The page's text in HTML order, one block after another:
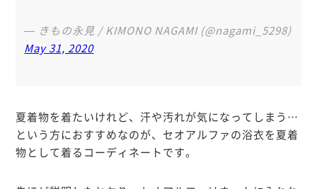
— きもの永見 / KIMONO NAGAMI (@nagami_5298)
May 31, 2020
夏着物を着たいけれど、汗や汚れが気になってしまう…
という方におすすめなのが、セオアルファの浴衣を夏着
物として着るコーディネートです。